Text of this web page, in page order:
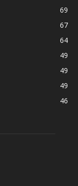
69
67
64
49
49
49
46